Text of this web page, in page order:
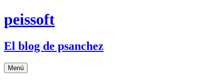
Saltar
al
peissoft
El blog de psanchez
Menú